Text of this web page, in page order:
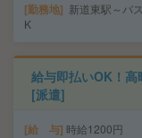
勤務地
新道東駅～バ
K
給与即払いOK！
[派遣]
給 与 時給1200円